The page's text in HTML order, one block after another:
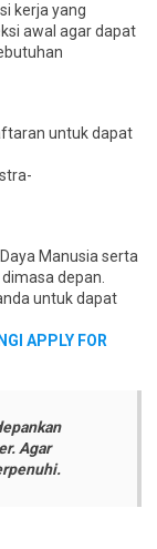
kerja yang
awal agar dapat
untuk dapat
Manusia serta
depan.
untuk dapat
APPLY FOR
Agar